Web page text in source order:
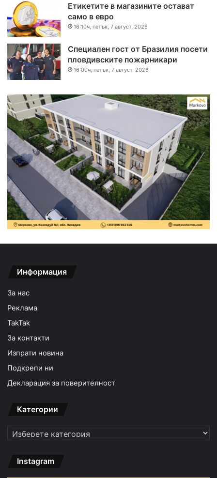
Етикетите в магазините остават
само в евро
16:10ч, петък, 7 август, 2026
Специален гост от Бразилия посети
пловдивските пожарникари
16:00ч, петък, 7 август, 2026
Информация
За нас
Реклама
TakTak
За контакти
Изпрати новина
Подкрепи ни
Декларация за поверителност
Категории
Категории
Instagram